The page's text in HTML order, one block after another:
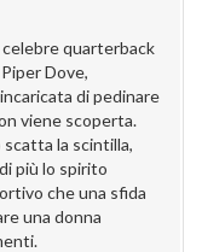
celebre quarterback
Dove,
di pedinare
viene scoperta.
la scintilla,
più lo spirito
che una sfida
una donna